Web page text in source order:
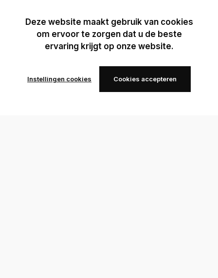
Deze website maakt gebruik van cookies
om ervoor te zorgen dat u de beste
ervaring krijgt op onze website.
Instellingen cookies Cookies accepteren